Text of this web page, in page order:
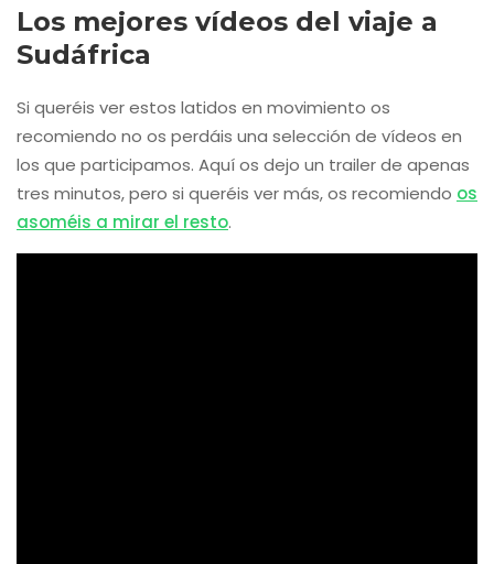
Los mejores vídeos del viaje a
Sudáfrica
Si queréis ver estos latidos en movimiento os
recomiendo no os perdáis una selección de vídeos en
los que participamos. Aquí os dejo un trailer de apenas
tres minutos, pero si queréis ver más, os recomiendo os
asoméis a mirar el resto.